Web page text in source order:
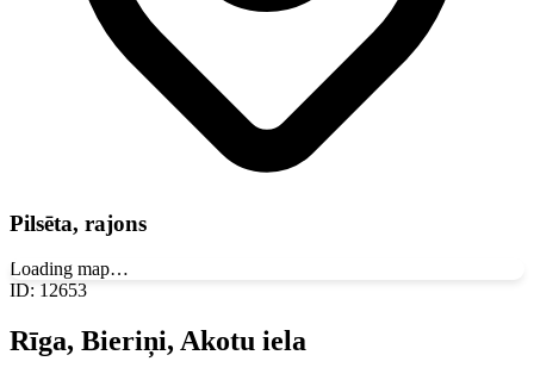
Pilsēta, rajons
Loading map…
ID: 12653
Rīga, Bieriņi, Akotu iela